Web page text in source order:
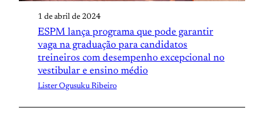
1 de abril de 2024
ESPM lança programa que pode garantir
vaga na graduação para candidatos
treineiros com desempenho excepcional no
vestibular e ensino médio
Lister Ogusuku Ribeiro